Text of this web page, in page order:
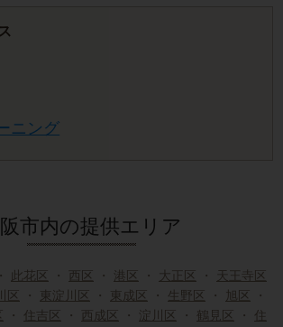
ニング
市内の提供エリア
此花区 ・ 西区 ・ 港区 ・ 大正区 ・
天王寺区
区 ・ 東淀川区 ・ 東成区 ・ 生野区 ・ 旭区
・
・ 住吉区 ・ 西成区 ・ 淀川区 ・ 鶴見区 ・ 住